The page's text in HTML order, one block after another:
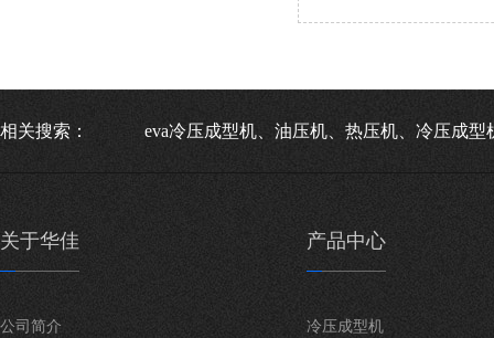
相关搜索： eva冷压成型机、油压机、热压机、冷压成
关于华佳
公司简介
产品中心
冷压成型机